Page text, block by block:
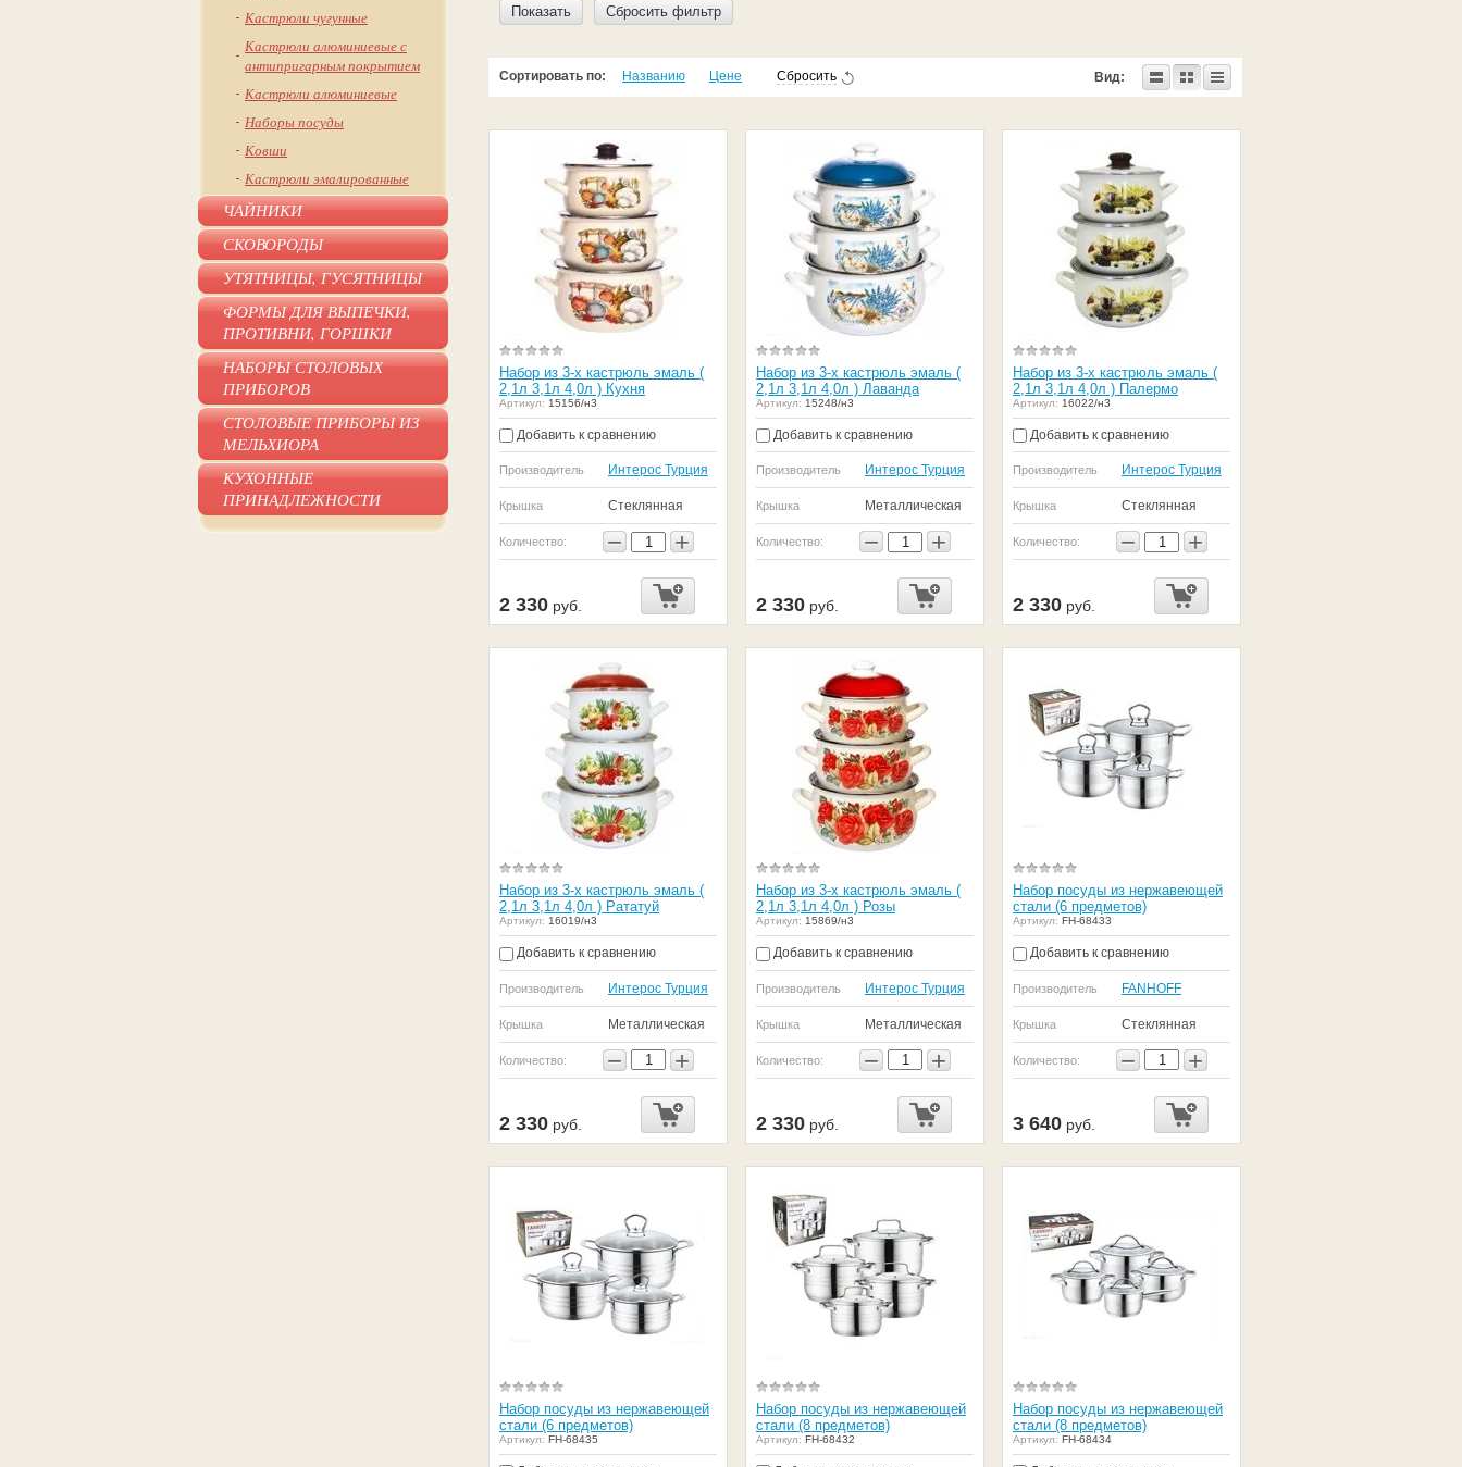
Показать Сбросить фильтр
Сортировать по: Названию Цене Сбросить Вид:
Набор из 3-х кастрюль эмаль (
2,1л 3,1л 4,0л ) Кухня
Артикул: 15156/н3
Добавить к сравнению
Производитель Интерос Турция
Крышка Стеклянная
Количество: − +
2 330 руб.
Набор из 3-х кастрюль эмаль (
2,1л 3,1л 4,0л ) Лаванда
Артикул: 15248/н3
Добавить к сравнению
Производитель Интерос Турция
Крышка Металлическая
Количество: − +
2 330 руб.
Набор из 3-х кастрюль эмаль (
2,1л 3,1л 4,0л ) Палермо
Артикул: 16022/н3
Добавить к сравнению
Производитель Интерос Турция
Крышка Стеклянная
Количество: − +
2 330 руб.
Набор из 3-х кастрюль эмаль (
2,1л 3,1л 4,0л ) Рататуй
Артикул: 16019/н3
Добавить к сравнению
Производитель Интерос Турция
Крышка Металлическая
Количество: − +
2 330 руб.
Набор из 3-х кастрюль эмаль (
2,1л 3,1л 4,0л ) Розы
Артикул: 15869/н3
Добавить к сравнению
Производитель Интерос Турция
Крышка Металлическая
Количество: − +
2 330 руб.
Набор посуды из нержавеющей
стали (6 предметов)
Артикул: FH-68433
Добавить к сравнению
Производитель FANHOFF
Крышка Стеклянная
Количество: − +
3 640 руб.
Набор посуды из нержавеющей
стали (6 предметов)
Артикул: FH-68435
Набор посуды из нержавеющей
стали (8 предметов)
Артикул: FH-68432
Набор посуды из нержавеющей
стали (8 предметов)
Артикул: FH-68434
Кастрюли чугунные
Кастрюли алюминиевые с
антипригарным покрытием
Кастрюли алюминиевые
Наборы посуды
Ковши
Кастрюли эмалированные
ЧАЙНИКИ
СКОВОРОДЫ
УТЯТНИЦЫ, ГУСЯТНИЦЫ
ФОРМЫ ДЛЯ ВЫПЕЧКИ,
ПРОТИВНИ, ГОРШКИ
НАБОРЫ СТОЛОВЫХ
ПРИБОРОВ
СТОЛОВЫЕ ПРИБОРЫ ИЗ
МЕЛЬХИОРА
КУХОННЫЕ
ПРИНАДЛЕЖНОСТИ